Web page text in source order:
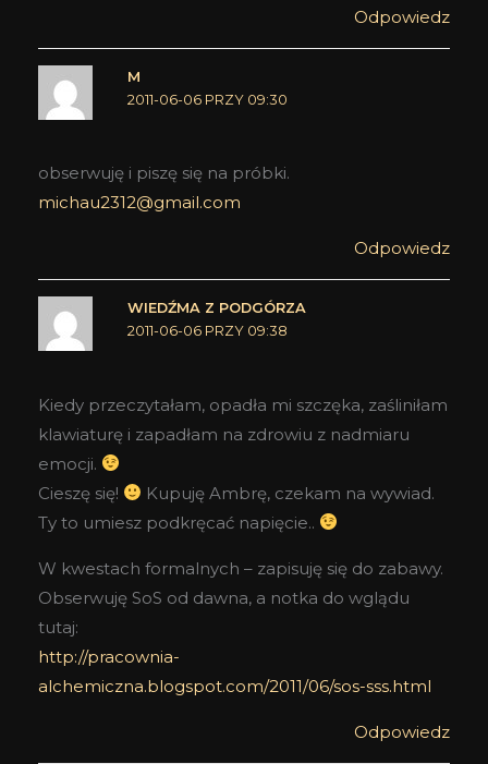
Odpowiedz
M
2011-06-06 PRZY 09:30
obserwuję i piszę się na próbki.
michau2312@gmail.com
Odpowiedz
WIEDŹMA Z PODGÓRZA
2011-06-06 PRZY 09:38
Kiedy przeczytałam, opadła mi szczęka, zaśliniłam
klawiaturę i zapadłam na zdrowiu z nadmiaru
emocji.
Cieszę się!
Kupuję Ambrę, czekam na wywiad.
Ty to umiesz podkręcać napięcie..
W kwestach formalnych – zapisuję się do zabawy.
Obserwuję SoS od dawna, a notka do wglądu
tutaj:
http://pracownia-
alchemiczna.blogspot.com/2011/06/sos-sss.html
Odpowiedz